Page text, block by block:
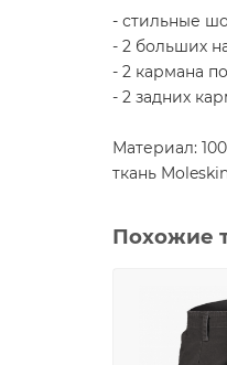
- стильные
- 2 больших
- 2 кармана
- 2 задних
Материал:
ткань
Похожие